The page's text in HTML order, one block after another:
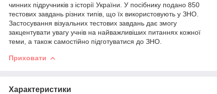
чинних підручників з історії України. У посібнику подано 850
тестових завдань різних типів, що їх використовують у ЗНО.
Застосування візуальних тестових завдань дає змогу
закцентувати увагу учнів на найважливіших питаннях кожної
теми, а також самостійно підготуватися до ЗНО.
Приховати
Характеристики